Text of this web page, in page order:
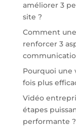
améliorer 3
site ?
Comment
renforcer 3
Pourquoi une
fois plus
Vidéo
étapes
performante ?